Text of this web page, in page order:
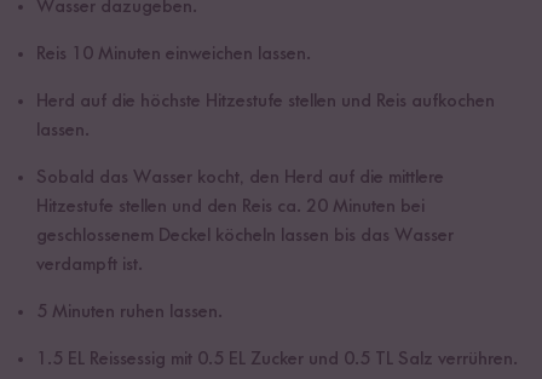
Wasser dazugeben.
Reis 10 Minuten einweichen lassen.
Herd auf die höchste Hitzestufe stellen und Reis aufkochen
lassen.
Sobald das Wasser kocht, den Herd auf die mittlere
Hitzestufe stellen und den Reis ca. 20 Minuten bei
geschlossenem Deckel köcheln lassen bis das Wasser
verdampft ist.
5 Minuten ruhen lassen.
1.5 EL Reissessig mit 0.5 EL Zucker und 0.5 TL Salz verrühren.